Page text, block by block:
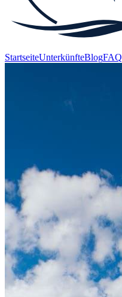
StartseiteUnterkünfteBlogFAQ